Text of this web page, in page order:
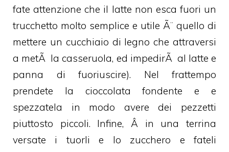
fate attenzione che il latte non esca fuori un
trucchetto molto semplice e utile Ã¨ quello di
mettere un cucchiaio di legno che attraversi
a metÃ la casseruola, ed impedirÃ al latte e
panna di fuoriuscire). Nel frattempo
prendete la cioccolata fondente e e
spezzatela in modo avere dei pezzetti
piuttosto piccoli. Infine, Â in una terrina
versate i tuorli e lo zucchero e fateli